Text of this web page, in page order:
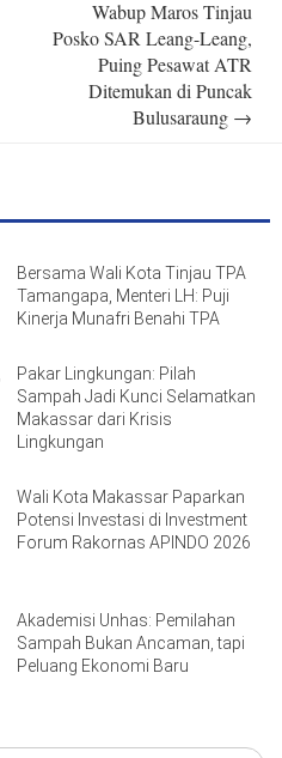
Wabup Maros Tinjau
Posko SAR Leang-Leang,
Puing Pesawat ATR
Ditemukan di Puncak
Bulusaraung →
Bersama Wali Kota Tinjau TPA
Tamangapa, Menteri LH: Puji
Kinerja Munafri Benahi TPA
Pakar Lingkungan: Pilah
Sampah Jadi Kunci Selamatkan
Makassar dari Krisis
Lingkungan
Wali Kota Makassar Paparkan
Potensi Investasi di Investment
Forum Rakornas APINDO 2026
Akademisi Unhas: Pemilahan
Sampah Bukan Ancaman, tapi
Peluang Ekonomi Baru